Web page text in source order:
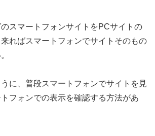
スマートフォンサイトをPCサイトの
ればスマートフォンでサイトそのもの
に、普段スマートフォンでサイトを見
フォンでの表示を確認する方法があ